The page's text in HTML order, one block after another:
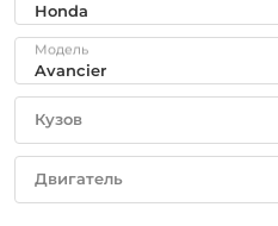
Модель
Кузов
Двигатель